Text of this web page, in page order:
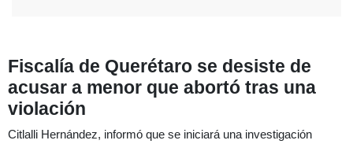
Fiscalía de Querétaro se desiste de
acusar a menor que abortó tras una
violación
Citlalli Hernández, informó que se iniciará una investigación